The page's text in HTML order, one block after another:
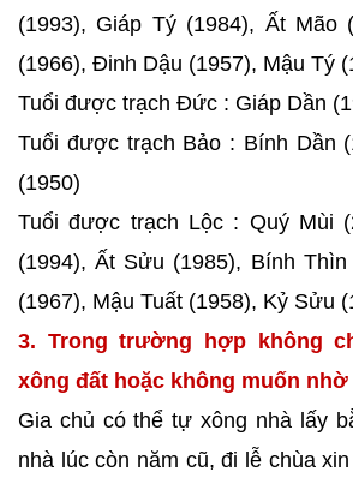
(1993), Giáp Tý (1984), Ất Mão
(1966), Đinh Dậu (1957), Mậu Tý
Tuổi được trạch Đức : Giáp Dần
Tuổi được trạch Bảo : Bính Dần
(1950)
Tuổi được trạch Lộc : Quý Mùi
(1994), Ất Sửu (1985), Bính
(1967), Mậu Tuất (1958), Kỷ Sửu
3. Trong trường hợp không
xông đất hoặc không muốn nhờ
Gia chủ có thể tự xông nhà lấy
nhà lúc còn năm cũ, đi lễ chùa